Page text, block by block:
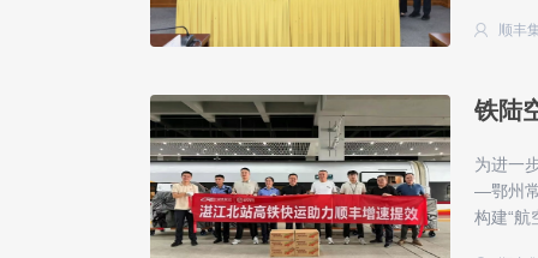
顺丰
铁陆
为进一
—鄂州
构建“航